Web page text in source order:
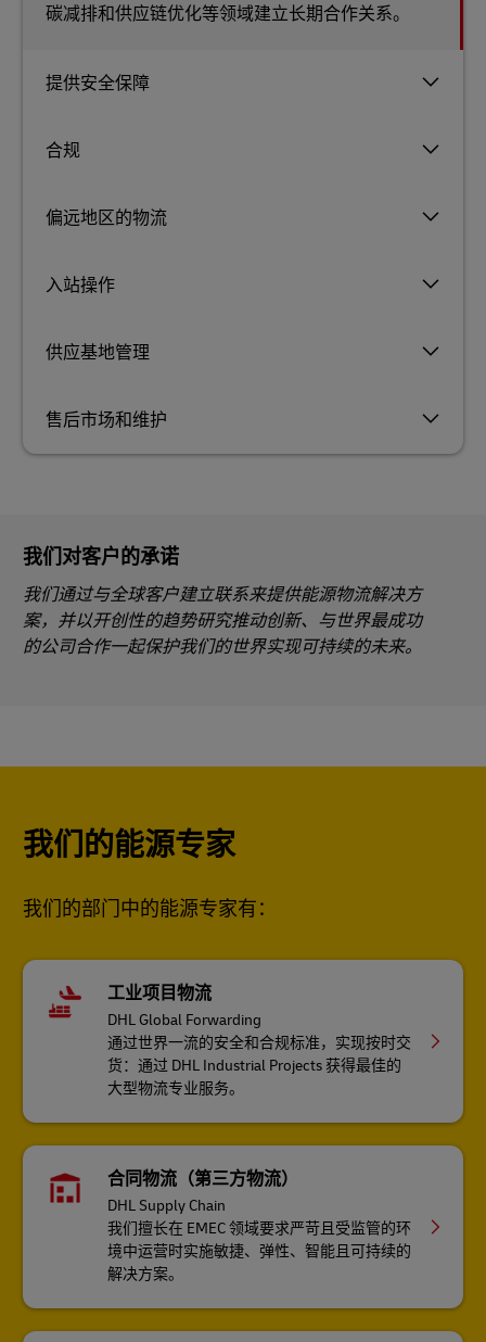
提供安全保障
合规
偏远地区的物流
入站操作
供应基地管理
售后市场和维护
碳减排和供应链优化等领域建立长期合作关系。
我们对客户的承诺
我们通过与全球客户建立联系来提供能源物流解决方
案，并以开创性的趋势研究推动创新、与世界最成功
的公司合作一起保护我们的世界实现可持续的未来。
我们的能源专家
我们的部门中的能源专家有：
工业项目物流
DHL Global Forwarding
通过世界一流的安全和合规标准，实现按时交
货：通过 DHL Industrial Projects 获得最佳的
大型物流专业服务。
合同物流（第三方物流）
DHL Supply Chain
我们擅长在 EMEC 领域要求严苛且受监管的环
境中运营时实施敏捷、弹性、智能且可持续的
解决方案。